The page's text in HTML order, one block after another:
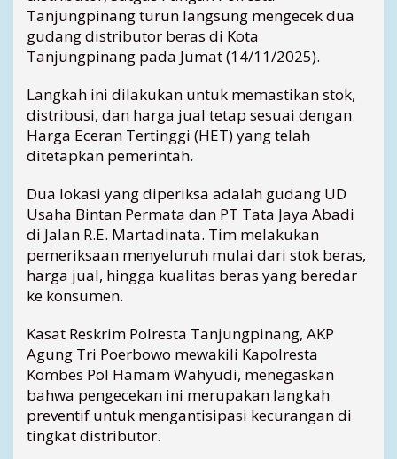
n
a
n
g
i
d
a
k
d
a
n
g
B
a
s
C
e
g
a
Tanjungpinang turun langsung mengecek dua
gudang distributor beras di Kota
Tanjungpinang pada Jumat (14/11/2025).
Langkah ini dilakukan untuk memastikan stok,
distribusi, dan harga jual tetap sesuai dengan
Harga Eceran Tertinggi (HET) yang telah
ditetapkan pemerintah.
Dua lokasi yang diperiksa adalah gudang UD
Usaha Bintan Permata dan PT Tata Jaya Abadi
di Jalan R.E. Martadinata. Tim melakukan
pemeriksaan menyeluruh mulai dari stok beras,
harga jual, hingga kualitas beras yang beredar
ke konsumen.
Kasat Reskrim Polresta Tanjungpinang, AKP
Agung Tri Poerbowo mewakili Kapolresta
Kombes Pol Hamam Wahyudi, menegaskan
bahwa pengecekan ini merupakan langkah
preventif untuk mengantisipasi kecurangan di
tingkat distributor.